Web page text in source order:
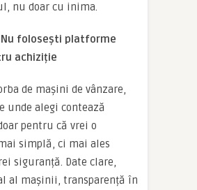
nu doar cu inima.
5: Nu folosești platforme
achiziție
de mașini de vânzare,
unde alegi contează
pentru că vrei o
simplă, ci mai ales
siguranță. Date clare,
al mașinii, transparență în